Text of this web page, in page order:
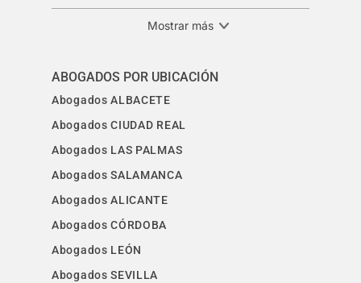
Mostrar más
ABOGADOS POR UBICACIÓN
Abogados ALBACETE
Abogados CIUDAD REAL
Abogados LAS PALMAS
Abogados SALAMANCA
Abogados ALICANTE
Abogados CÓRDOBA
Abogados LEÓN
Abogados SEVILLA